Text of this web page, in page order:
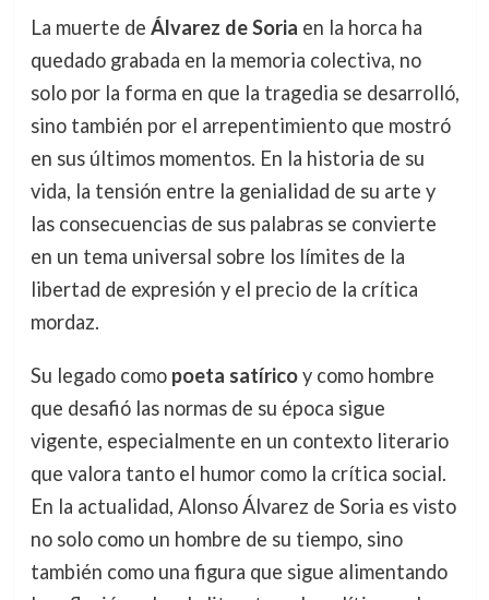
La muerte de Álvarez de Soria en la horca ha
quedado grabada en la memoria colectiva, no
solo por la forma en que la tragedia se desarrolló,
sino también por el arrepentimiento que mostró
en sus últimos momentos. En la historia de su
vida, la tensión entre la genialidad de su arte y
las consecuencias de sus palabras se convierte
en un tema universal sobre los límites de la
libertad de expresión y el precio de la crítica
mordaz.
Su legado como poeta satíricoy como hombre
que desafió las normas de su época sigue
vigente, especialmente en un contexto literario
que valora tanto el humor como la crítica social.
En la actualidad, Alonso Álvarez de Soria es visto
no solo como un hombre de su tiempo, sino
también como una figura que sigue alimentando